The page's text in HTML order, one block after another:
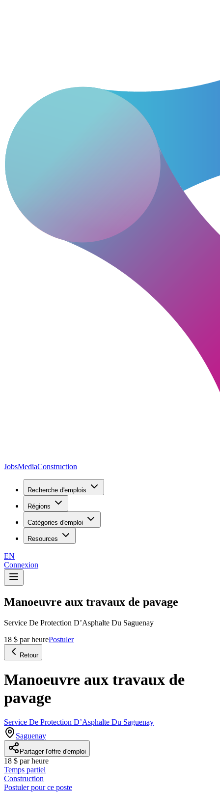
JobsMediaConstruction
Recherche d'emplois
Régions
Catégories d'emploi
Resources
EN
Connexion
Manoeuvre aux travaux de pavage
Service De Protection D’Asphalte Du Saguenay
18 $ par heurePostuler
Retour
Manoeuvre aux travaux de
pavage
Service De Protection D’Asphalte Du Saguenay
Saguenay
Partager l'offre d'emploi
18 $ par heure
Temps partiel
Construction
Postuler pour ce poste